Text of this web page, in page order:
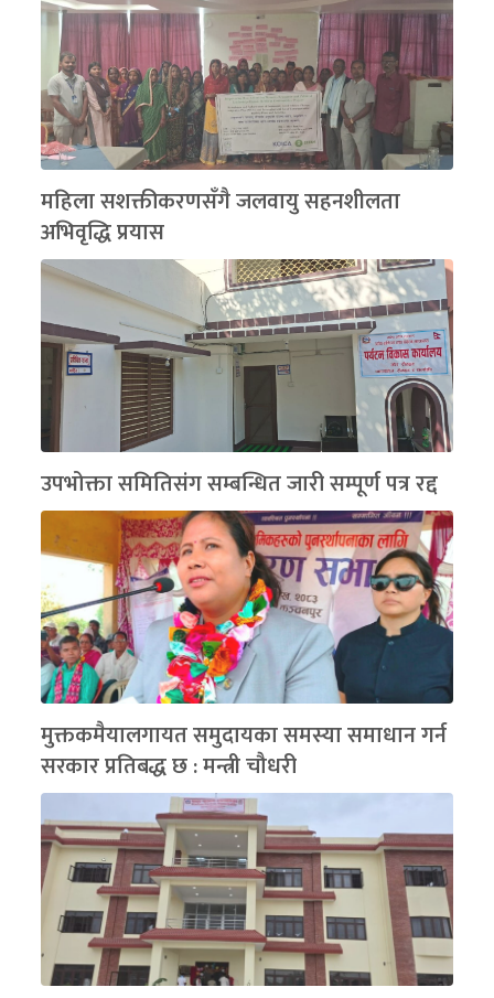
महिला सशक्तीकरणसँगै जलवायु सहनशीलता
अभिवृद्धि प्रयास
उपभोक्ता समितिसंग सम्बन्धित जारी सम्पूर्ण पत्र रद्द
मुक्तकमैयालगायत समुदायका समस्या समाधान गर्न
सरकार प्रतिबद्ध छ : मन्त्री चौधरी